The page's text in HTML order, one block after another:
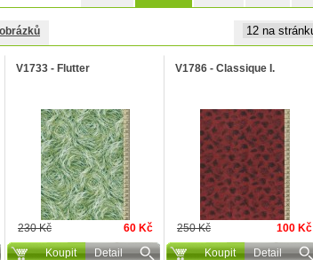
V1733 - Flutter
230 Kč
60 Kč
Koupit
Detail
V1786 - Classique I.
250 Kč
100 Kč
Koupit
Detail